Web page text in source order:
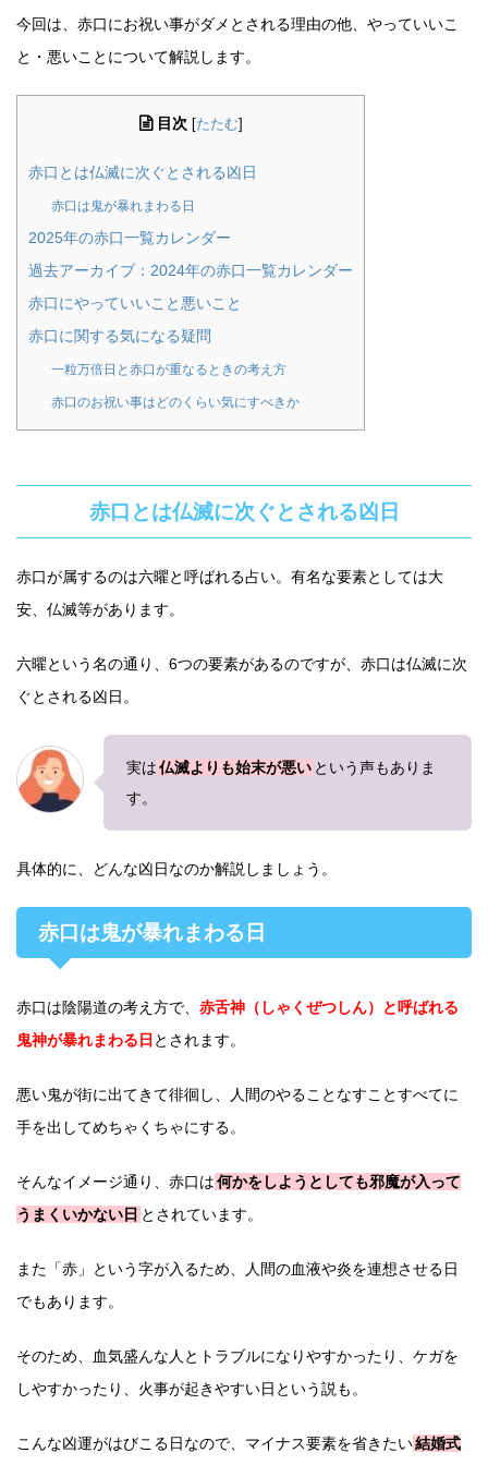
今回は、赤口にお祝い事がダメとされる理由の他、やっていいこ
と・悪いことについて解説します。
目次 [たたむ]
赤口とは仏滅に次ぐとされる凶日
赤口は鬼が暴れまわる日
2025年の赤口一覧カレンダー
過去アーカイブ：2024年の赤口一覧カレンダー
赤口にやっていいこと悪いこと
赤口に関する気になる疑問
一粒万倍日と赤口が重なるときの考え方
赤口のお祝い事はどのくらい気にすべきか
赤口とは仏滅に次ぐとされる凶日
赤口が属するのは六曜と呼ばれる占い。有名な要素としては大
安、仏滅等があります。
六曜という名の通り、6つの要素があるのですが、赤口は仏滅に次
ぐとされる凶日。
実は仏滅よりも始末が悪い という声もありま
す。
具体的に、どんな凶日なのか解説しましょう。
赤口は鬼が暴れまわる日
赤口は陰陽道の考え方で、 赤舌神（しゃくぜつしん）と呼ばれる
鬼神が暴れまわる日 とされます。
悪い鬼が街に出てきて徘徊し、人間のやることなすことすべてに
手を出してめちゃくちゃにする。
そんなイメージ通り、赤口は何かをしようとしても邪魔が入って
うまくいかない日 とされています。
また「赤」という字が入るため、人間の血液や炎を連想させる日
でもあります。
そのため、血気盛んな人とトラブルになりやすかったり、ケガを
しやすかったり、火事が起きやすい日という説も。
こんな凶運がはびこる日なので、マイナス要素を省きたい結婚式